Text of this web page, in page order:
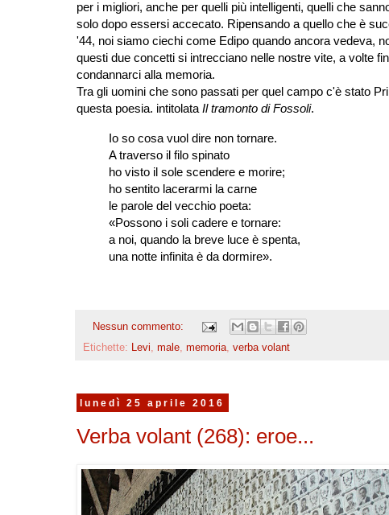
per i migliori, anche per quelli più intelligenti, quelli che
solo dopo essersi accecato. Ripensando a quello che è
'44, noi siamo ciechi come Edipo quando ancora vedeva,
questi due concetti si intrecciano nelle nostre vite, a volte
condannarci alla memoria.
Tra gli uomini che sono passati per quel campo c'è stato
questa poesia. intitolata Il tramonto di Fossoli.
Io so cosa vuol dire non tornare.
A traverso il filo spinato
ho visto il sole scendere e morire;
ho sentito lacerarmi la carne
le parole del vecchio poeta:
«Possono i soli cadere e tornare:
a noi, quando la breve luce è spenta,
una notte infinita è da dormire».
Nessun commento:
Etichette: Levi, male, memoria, verba volant
lunedì 25 aprile 2016
Verba volant (268): eroe...